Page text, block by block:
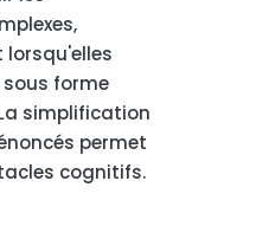
forme
simplification
permet
cognitifs.